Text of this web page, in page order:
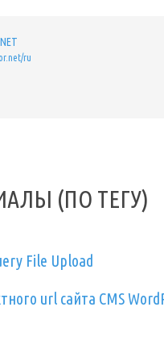
ru
(ПО ТЕГУ)
File Upload
url сайта CMS